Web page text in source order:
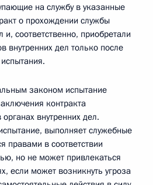
на службу в указанные
о прохождении службы
и, соответственно, приобретали
внутренних дел только после
законом испытание
контракта
внутренних дел.
выполняет служебные
правами в соответствии
но не может привлекаться
если может возникнуть угроза